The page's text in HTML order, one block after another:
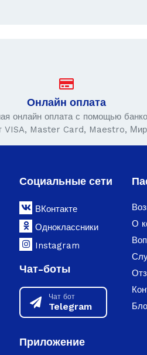
Онлайн оплата
онлайн оплата с помощью
VISA, Master Card, Maestro,
Социальные сети
ВКонтакте
Одноклассники
Instagram
Чат-боты
Чат бот
Telegram
Приложение
О